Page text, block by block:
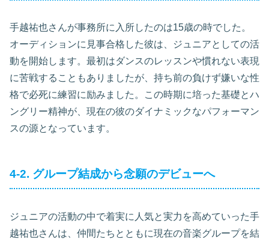
手越祐也さんが事務所に入所したのは15歳の時でした。
オーディションに見事合格した彼は、ジュニアとしての活
動を開始します。最初はダンスのレッスンや慣れない表現
に苦戦することもありましたが、持ち前の負けず嫌いな性
格で必死に練習に励みました。この時期に培った基礎とハ
ングリー精神が、現在の彼のダイナミックなパフォーマン
スの源となっています。
4-2. グループ結成から念願のデビューへ
ジュニアの活動の中で着実に人気と実力を高めていった手
越祐也さんは、仲間たちとともに現在の音楽グループを結